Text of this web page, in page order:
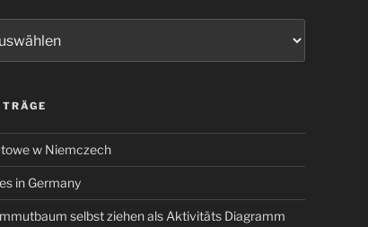
w Niemczech
in Germany
selbst ziehen als Aktivitäts Diagramm